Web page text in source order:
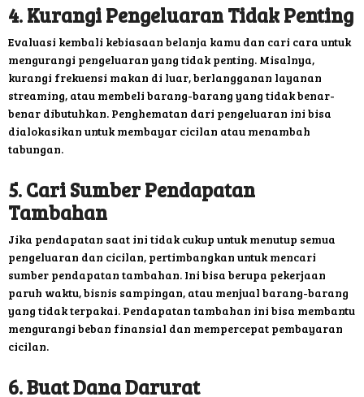
4. Kurangi Pengeluaran Tidak Penting
Evaluasi kembali kebiasaan belanja kamu dan cari cara untuk
mengurangi pengeluaran yang tidak penting. Misalnya,
kurangi frekuensi makan di luar, berlangganan layanan
streaming, atau membeli barang-barang yang tidak benar-
benar dibutuhkan. Penghematan dari pengeluaran ini bisa
dialokasikan untuk membayar cicilan atau menambah
tabungan.
5. Cari Sumber Pendapatan
Tambahan
Jika pendapatan saat ini tidak cukup untuk menutup semua
pengeluaran dan cicilan, pertimbangkan untuk mencari
sumber pendapatan tambahan. Ini bisa berupa pekerjaan
paruh waktu, bisnis sampingan, atau menjual barang-barang
yang tidak terpakai. Pendapatan tambahan ini bisa membantu
mengurangi beban finansial dan mempercepat pembayaran
cicilan.
6. Buat Dana Darurat